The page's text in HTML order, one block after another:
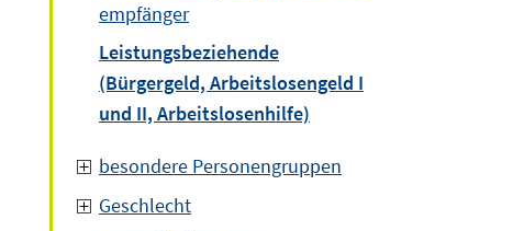
empfänger
Leistungsbeziehende
(Bürgergeld, Arbeitslosengeld I
und II, Arbeitslosenhilfe)
besondere Personengruppen
Geschlecht